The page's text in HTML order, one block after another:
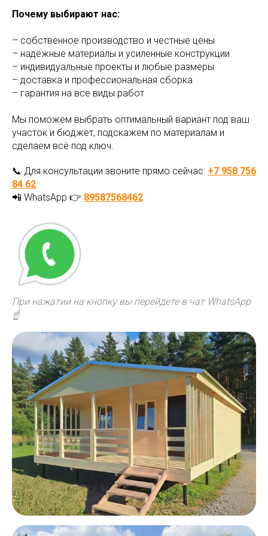
Почему выбирают нас:
– собственное производство и честные цены
– надёжные материалы и усиленные конструкции
– индивидуальные проекты и любые размеры
– доставка и профессиональная сборка
– гарантия на все виды работ
Мы поможем выбрать оптимальный вариант под ваш
участок и бюджет, подскажем по материалам и
сделаем всё под ключ.
📞 Для консультации звоните прямо сейчас: +7 958 756
84 62
📲 WhatsApp 👉 89587568462
При нажатии на кнопку вы перейдете в чат WhatsApp
☝️